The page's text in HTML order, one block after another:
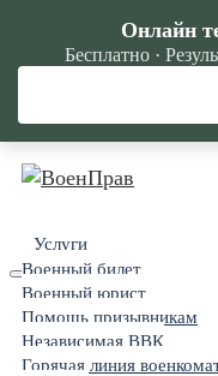
Услуги
Военный билет
Военный юрист
Помощь призывникам
Независимая ВВК
Горячая линия
Онлайн
Бесплатно ·